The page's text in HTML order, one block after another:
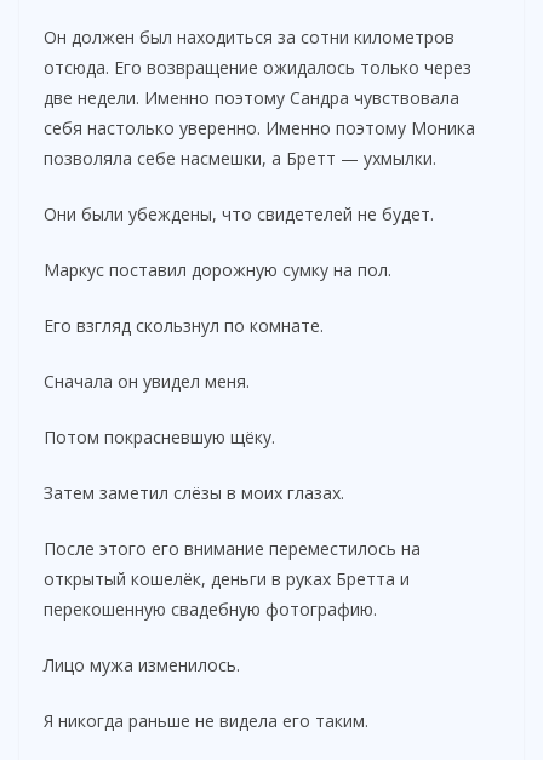
Он должен был находиться за сотни километров
отсюда. Его возвращение ожидалось только через
две недели. Именно поэтому Сандра чувствовала
себя настолько уверенно. Именно поэтому Моника
позволяла себе насмешки, а Бретт — ухмылки.
Они были убеждены, что свидетелей не будет.
Маркус поставил дорожную сумку на пол.
Его взгляд скользнул по комнате.
Сначала он увидел меня.
Потом покрасневшую щёку.
Затем заметил слёзы в моих глазах.
После этого его внимание переместилось на
открытый кошелёк, деньги в руках Бретта и
перекошенную свадебную фотографию.
Лицо мужа изменилось.
Я никогда раньше не видела его таким.